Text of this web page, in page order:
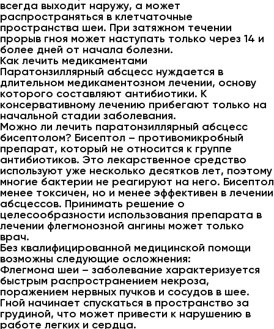
всегда выходит наружу, а может
распространяться в клетчаточные
пространства шеи. При затяжном течении
прорыв гноя может наступать только через 14 и
более дней от начала болезни.
Как лечить медикаментами
Паратонзиллярный абсцесс нуждается в
длительном медикаментозном лечении, основу
которого составляют антибиотики. К
консервативному лечению прибегают только на
начальной стадии заболевания.
Можно ли лечить паратонзиллярный абсцесс
бисептолом? Бисептол – противомикробный
препарат, который не относится к группе
антибиотиков. Это лекарственное средство
используют уже несколько десятков лет, поэтому
многие бактерии не реагируют на него. Бисептол
менее токсичен, но и менее эффективен в лечении
абсцессов. Принимать решение о
целесообразности использования препарата в
лечении флегмонозной ангины может только
врач.
Без квалифицированной медицинской помощи
возможны следующие осложнения:
Флегмона шеи – заболевание характеризуется
быстрым распространением некроза,
поражением нервных пучков и сосудов в шее.
Гной начинает спускаться в пространство за
грудиной, что может привести к нарушению в
работе легких и сердца.